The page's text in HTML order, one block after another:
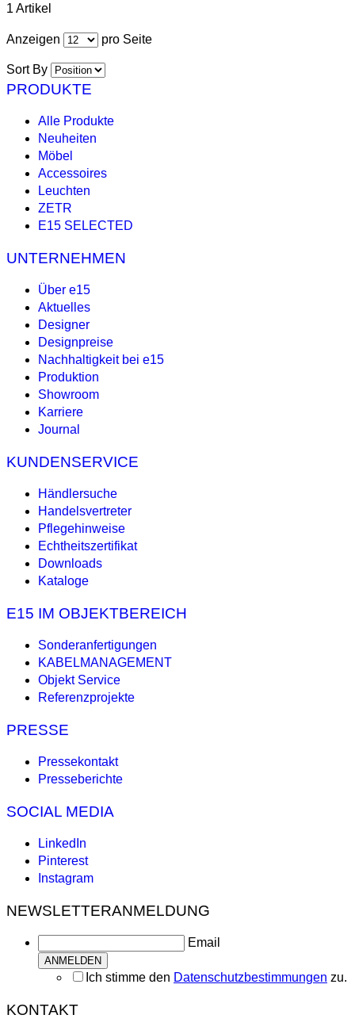
1 Artikel
Anzeigen pro Seite
Sort By
PRODUKTE
Alle Produkte
Neuheiten
Möbel
Accessoires
Leuchten
ZETR
E15 SELECTED
UNTERNEHMEN
Über e15
Aktuelles
Designer
Designpreise
Nachhaltigkeit bei e15
Produktion
Showroom
Karriere
Journal
KUNDENSERVICE
Händlersuche
Handelsvertreter
Pflegehinweise
Echtheitszertifikat
Downloads
Kataloge
E15 IM OBJEKTBEREICH
Sonderanfertigungen
KABELMANAGEMENT
Objekt Service
Referenzprojekte
PRESSE
Pressekontakt
Presseberichte
SOCIAL MEDIA
LinkedIn
Pinterest
Instagram
NEWSLETTERANMELDUNG
Email
Ich stimme den Datenschutzbestimmungen zu.
KONTAKT